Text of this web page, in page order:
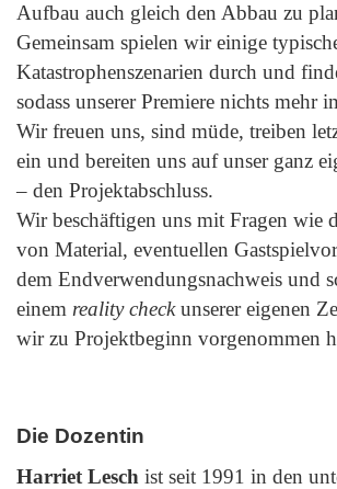
Aufbau auch gleich den Abbau zu
Gemeinsam spielen wir einige
Katastrophenszenarien durch und
sodass unserer Premiere nichts mehr
Wir freuen uns, sind müde, treiben
ein und bereiten uns auf unser ganz
– den Projektabschluss.
Wir beschäftigen uns mit Fragen wie
von Material, eventuellen
dem Endverwendungsnachweis und
einem reality checkunserer eigenen
wir zu Projektbeginn vorgenommen
Die Dozentin
Harriet Lesch ist seit 1991 in den